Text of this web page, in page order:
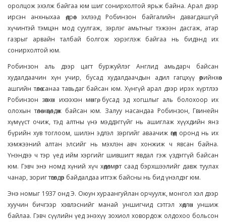
оролцож эхэлж байгаа юм шиг сонирхолтой ярьж байна. Арал дээр
ирсэн анхныхаа өдрөөс эхлээд Робинзон байгалийн давагдашгүй
хүчинтэй тэмцэн мод суулгаж, зэрлэг амьтныг тэжээн дасгаж, атар
газрыг арвайн талбай болгож хэрэглэж байгаа нь бидэнд их
сонирхолтой юм.
Робинзон аль дээр цагт буржуйлэг Англид амьдарч байсан
худалдаачин хүн учир, бусад худалдаачдын адил гагцхүү өөрийнхөө
ашгийн төлөө санаа тавьдаг байсан юм. Хүнгүй арал дээр ирэх хүртлээ
Робинзон зөвхөн ихээхэн мөнгө, бусад эд хогшлыг аль болохоор их
олохын төлөө хөөцөлдөж байсан юм. Залуу насандаа Робинзон, Гвинейн
хүмүүст очиж, тэд алтны үнэ мэддэггүйг нь ашиглаж хүүхдийн янз
бүрийн хув тоглоом, шилэн эдлэл зэргийг аваачиж өгөөд оронд нь их
хэмжээний алтан элсийг нь мэхлэн авч хонжиж ч явсан байна.
Үнэндээ ч тэр үед ийм хэргийг шившигт явдал гэж үздэггүй байсан
юм. Гэвч энэ номд хүний хүч хөдөлмөрт саад бэрхшээлийг давж туулах
чанар, зориг төгөлдөр байдалдаа итгэж байсны нь бид үнэлдэг юм.
Энэ номыг 1937 онд Э. Оюун хураангуйлан орчуулж, монгол хэл дээр
хуучин бичгээр хэвлэснийг манай уншигчид сэтгэл хөдлөн уншиж
байлаа. Гэвч сүүлийн үед энэхүү зохиол ховордож олдохоо больсон